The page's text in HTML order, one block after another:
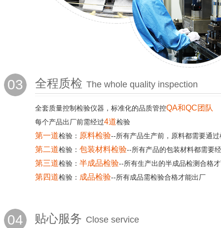
03 全程质检 The whole quality inspection
全套质量控制检验仪器，标准化的品质管控QA和QC团队
每个产品出厂前需经过4道检验
第一道检验： 原料检验--所有产品生产前，原料都需要通
第二道检验： 包装材料检验--所有产品的包装材料都需要
第三道检验： 半成品检验--所有生产出的半成品检测合格
第四道检验： 成品检验--所有成品需检验合格才能出厂
04 贴心服务 Close service